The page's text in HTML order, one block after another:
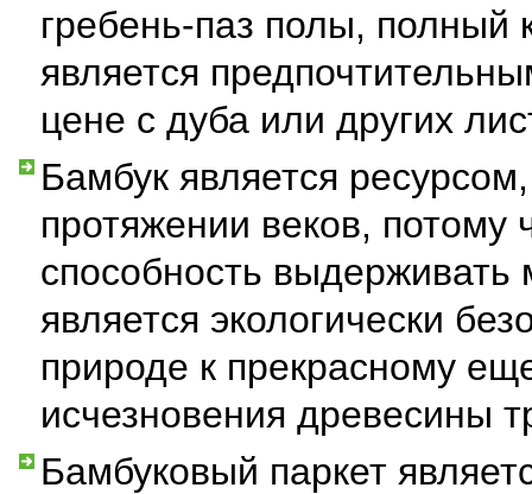
гребень-паз полы, полный
является
цене с дуба или других
Бамбук является
протяжении веков, потому
способность выдерживать
является экологически
природе к прекрасному
исчезновения древесины
Бамбуковый паркет